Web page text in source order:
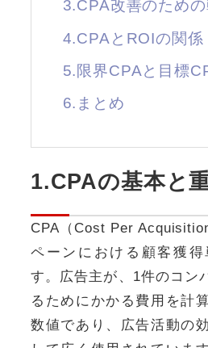
3.CPA改善のため
4.CPAとROIの関係
5.限界CPAと目標
6.まとめ
1.CPAの基本と
CPA（Cost Per
ペーンにおける顧客獲
す。広告主が、1件のコン
るためにかかる費用を計
数値であり、広告活動の